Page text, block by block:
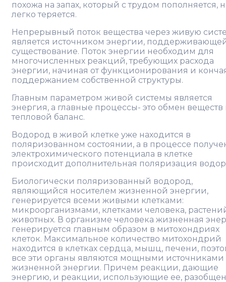
похожа на запах, который с трудом пополняется,
легко теряется.
Непрерывный поток вещества через живую
является источником энергии,
существование. Поток энергии необходим для
многочисленных реакций, требующих расхода
энергии, начиная от функционирования и
поддержанием собственной структуры.
Главным параметром живой системы является
энергия, а главные процессы- это обмен веществ
тепловой баланс.
Водород в живой клетке уже находится в
поляризованном состоянии, а в процессе
электрохимического потенциала в клетке
происходит дополнительная поляризация
Биологически поляризованный водород,
являющийся носителем жизненной энергии,
генерируется всеми живыми клетками:
микроорганизмами, клетками человека,
животных. В организме человека жизненная
генерируется главным образом в митохондриях
клеток. Максимальное количество митохондрий
находится в клетках сердца, мышц, печени,
все эти органы являются мощными источниками
жизненной энергии. Причем реакции, дающие
энергию, и реакции, использующие ее,